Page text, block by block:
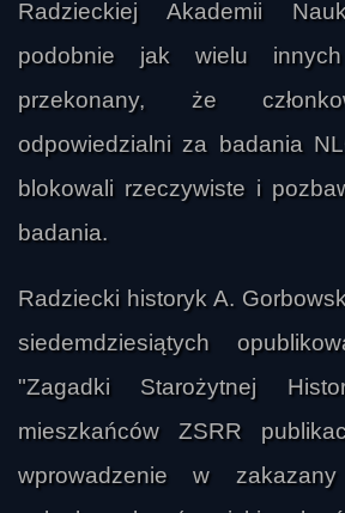
Radzieckiej Akademii
podobnie jak wielu
przekonany, że
odpowiedzialni za badania
blokowali rzeczywiste i
badania.
Radziecki historyk A.
siedemdziesiątych
"Zagadki Starożytnej
mieszkańców ZSRR
wprowadzenie w